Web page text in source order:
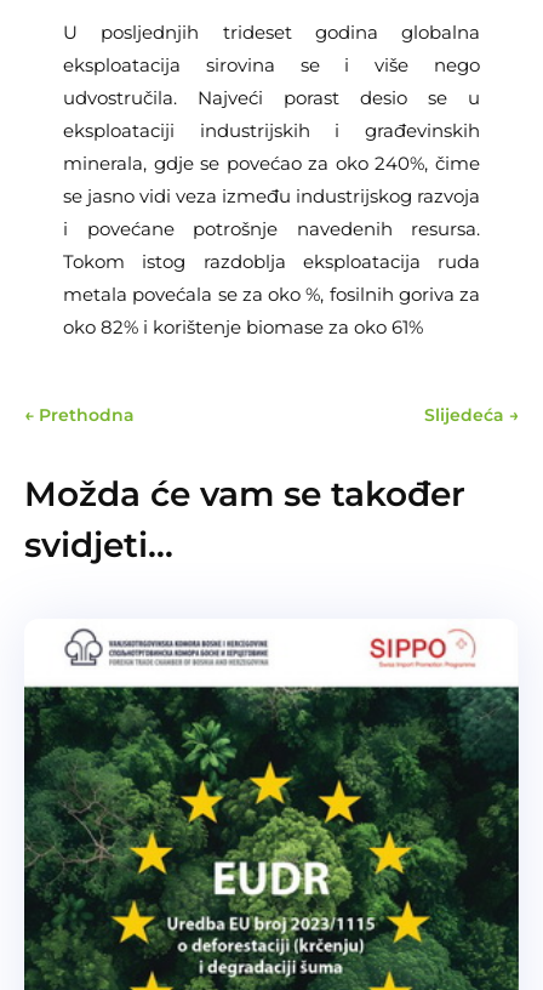
U posljednjih trideset godina globalna
eksploatacija sirovina se i više nego
udvostručila. Najveći porast desio se u
eksploataciji industrijskih i građevinskih
minerala, gdje se povećao za oko 240%, čime
se jasno vidi veza između industrijskog razvoja
i povećane potrošnje navedenih resursa.
Tokom istog razdoblja eksploatacija ruda
metala povećala se za oko %, fosilnih goriva za
oko 82% i korištenje biomase za oko 61%
← Prethodna Slijedeća →
Možda će vam se također
svidjeti…